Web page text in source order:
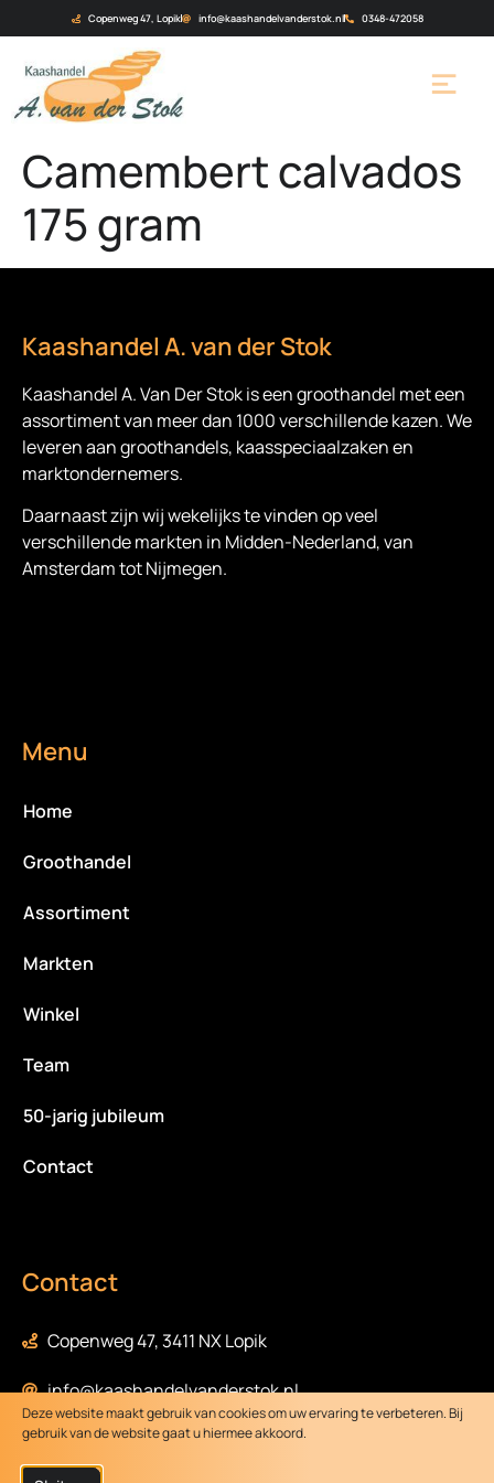
Copenweg 47, Lopik info@kaashandelvanderstok.nl 0348-472058
Camembert calvados
175 gram
Kaashandel A. van der Stok
Kaashandel A. Van Der Stok is eengroothandel met een
assortiment van meer dan 1000 verschillende kazen. We
leveren aan groothandels, kaasspeciaalzaken en
marktondernemers.
Daarnaast zijn wij wekelijks te vinden op veel
verschillende markten in Midden-Nederland, van
Amsterdam tot Nijmegen.
Menu
Home
Groothandel
Assortiment
Markten
Winkel
Team
50-jarig jubileum
Contact
Contact
Copenweg 47, 3411 NX Lopik
info@kaashandelvanderstok.nl
0348-472058
Deze website maakt gebruik van cookies om uw ervaring te verbeteren. Bij
gebruik van de website gaat u hiermee akkoord.